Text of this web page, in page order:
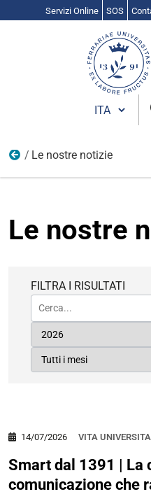
Servizi Online SOS
Cambia
Home
Le nostre notizie
Le nostre
FILTRA I RISULTATI
VITA
14/07/2026
Smart dal 1391 | La
comunicazione che